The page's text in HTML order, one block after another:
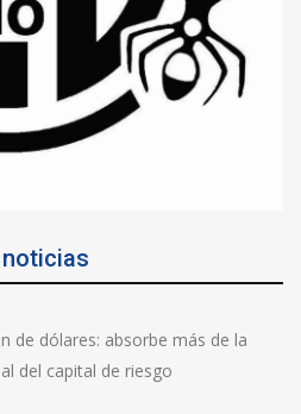
de dólares: absorbe más de la
del capital de riesgo